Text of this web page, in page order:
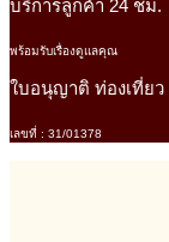
บริการลูกค้า 24 ชม.
พร้อมรับเรื่องดูแลคุณ
ใบอนุญาติ ท่องเที่ยว
เลขที่ : 31/01378